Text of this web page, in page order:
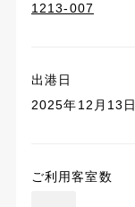
1213-007
出港日
2025年12月13日
ご利用客室数